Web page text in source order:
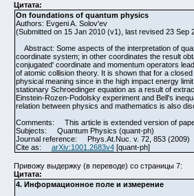
Цитата:
On foundations of quantum physics
Authors: Evgeni A. Solov'ev
(Submitted on 15 Jan 2010 (v1), last revised 23 Sep
Abstract: Some aspects of the interpretation of
coordinate system; in other coordinates the result
conjugated' coordinate and momentum operators
of atomic collision theory. It is shown that for a
physical meaning since in the high impact energy
stationary Schroedinger equation as a result of
Einstein-Rozen-Podolsky experiment and Bell's
relation between physics and mathematics is also
Comments: This article is extended version of
Subjects: Quantum Physics (quant-ph)
Journal reference: Phys.At.Nuc. v. 72, 853 (2009)
Cite as: arXiv:1001.2683v4[quant-ph]
Привожу выдержку (в переводе) со страницы 7:
Цитата:
4. Информационное поле и измерение